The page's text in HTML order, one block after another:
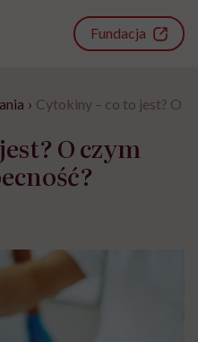
Fundacja
› Cytokiny – co to jest? O
O czym